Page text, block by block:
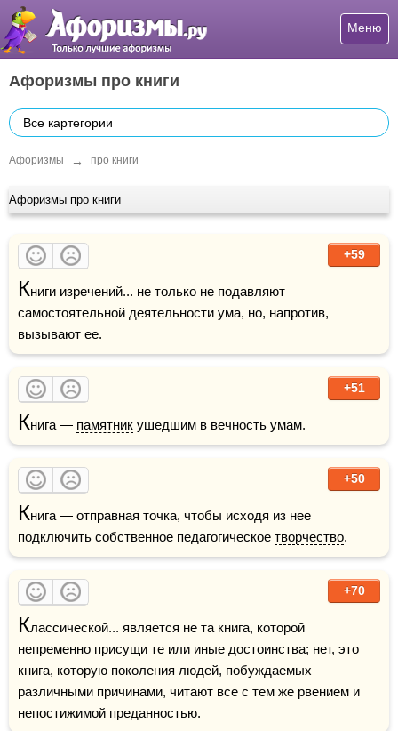
Меню
Афоризмы про книги
Все картегории
Афоризмы → про книги
Афоризмы про книги
+59
Книги изречений... не только не подавляют
самостоятельной деятельности ума, но, напротив,
вызывают ее.
+51
Книга — памятник ушедшим в вечность умам.
+50
Книга — отправная точка, чтобы исходя из нее
подключить собственное педагогическое творчество.
+70
Классической... является не та книга, которой
непременно присущи те или иные достоинства; нет, это
книга, которую поколения людей, побуждаемых
различными причинами, читают все с тем же рвением и
непостижимой преданностью.